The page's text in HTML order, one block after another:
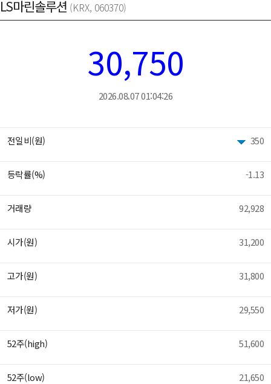
LS마린솔루션 (KRX, 060370)
30,750
2026.08.07 01:04:26
전일비(원) 350
등락률(%) -1.13
거래량 92,928
시가(원) 31,200
고가(원) 31,800
저가(원) 29,550
52주(high) 51,600
52주(low) 21,650